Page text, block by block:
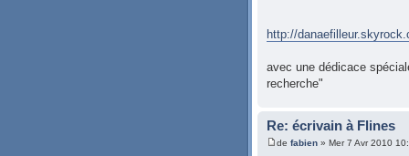
http://
avec une dédicace
recherche"
Re: écrivain à Flines
de fabien » Mer 7 Avr 2010